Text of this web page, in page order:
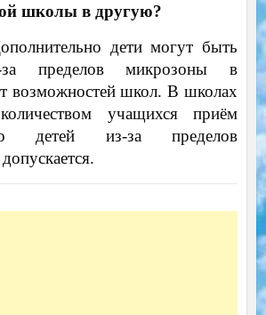
школы в другую?
дети могут быть
пределов микрозоны в
возможностей школ. В школах
учащихся приём
детей из-за пределов